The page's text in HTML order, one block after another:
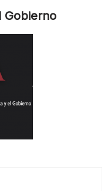
Gobierno